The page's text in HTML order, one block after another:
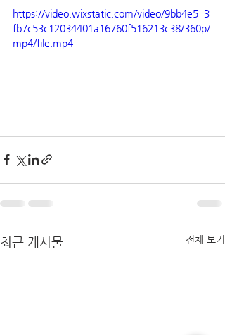
https://video.wixstatic.com/video/9bb4e5_3
fb7c53c12034401a16760f516213c38/360p/
mp4/file.mp4
최근 게시물 전체 보기